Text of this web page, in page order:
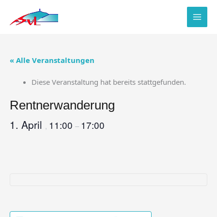
Inhalt
« Alle Veranstaltungen
Diese Veranstaltung hat bereits stattgefunden.
Rentnerwanderung
1. April , 11:00 – 17:00